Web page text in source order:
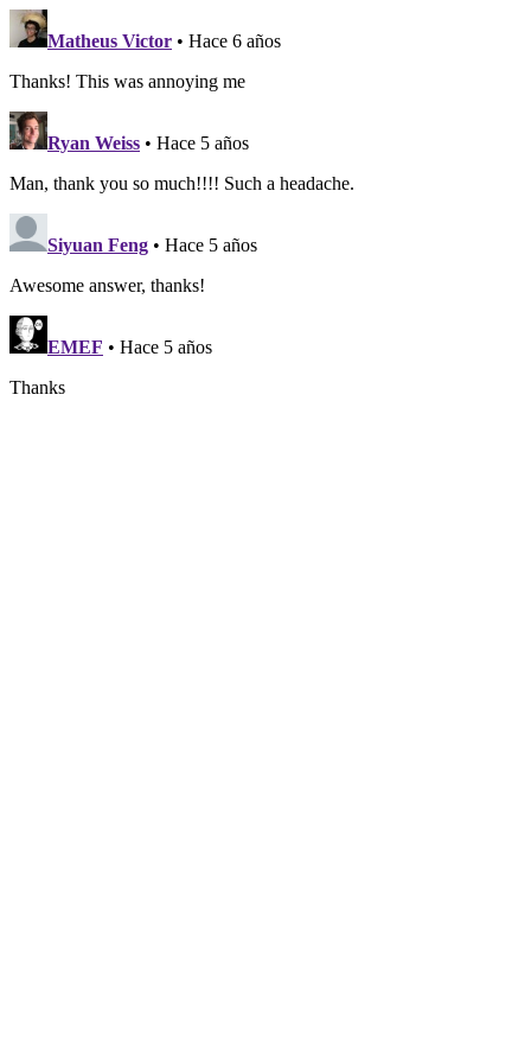
Matheus Victor • Hace 6 años
Thanks! This was annoying me
Ryan Weiss • Hace 5 años
Man, thank you so much!!!! Such a headache.
Siyuan Feng • Hace 5 años
Awesome answer, thanks!
EMEF • Hace 5 años
Thanks